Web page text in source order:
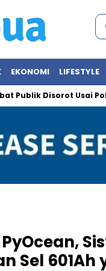
EKONOMI LIFESTYLE
Disorot Usai Polemik
Sel